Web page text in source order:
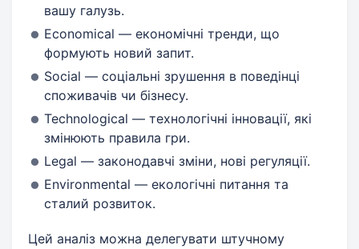
вашу галузь.
Economical — економічні тренди, що
формують новий запит.
Social — соціальні зрушення в поведінці
споживачів чи бізнесу.
Technological — технологічні інновації, які
змінюють правила гри.
Legal — законодавчі зміни, нові регуляції.
Environmental — екологічні питання та
сталий розвиток.
Цей аналіз можна делегувати штучному